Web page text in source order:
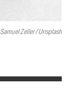
Samuel Zeller / Unsplash